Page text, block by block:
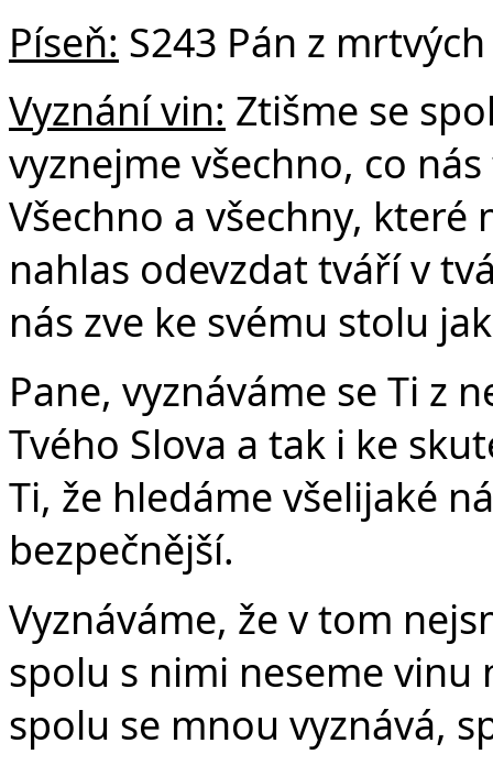
Píseň: S243 Pán z
Vyznání vin: Ztišme se
vyznejme všechno, co
Všechno a všechny,
nahlas odevzdat tváří v
nás zve ke svému stolu
Pane, vyznáváme se Ti z
Tvého Slova a tak i ke
Ti, že hledáme všelijaké
bezpečnější.
Vyznáváme, že v tom
spolu s nimi neseme
spolu se mnou vyznává,